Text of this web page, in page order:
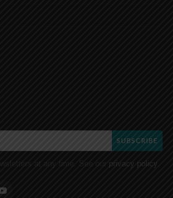
SUBSCRIBE
at any time. See our privacy policy